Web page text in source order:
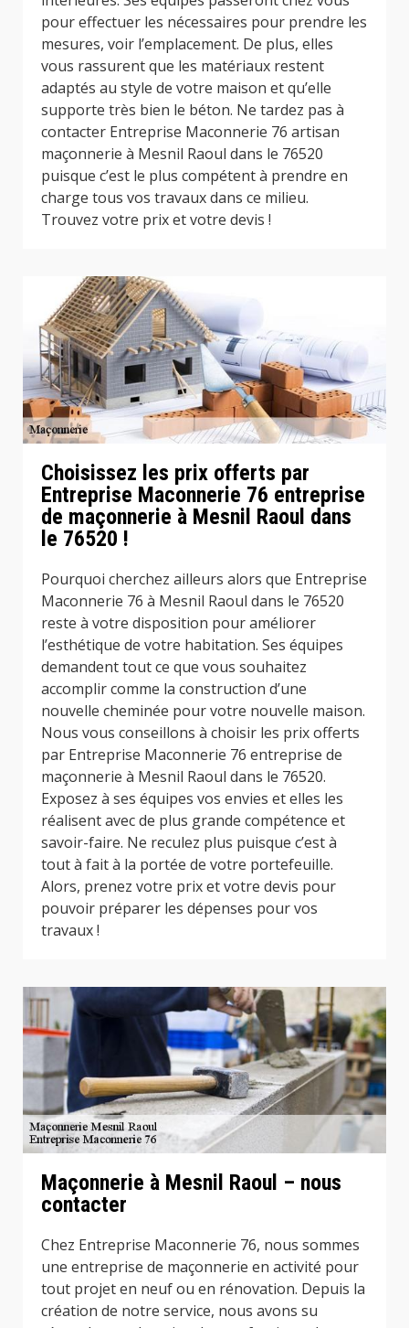
pour effectuer les nécessaires pour prendre les
mesures, voir l’emplacement. De plus, elles
vous rassurent que les matériaux restent
adaptés au style de votre maison et qu’elle
supporte très bien le béton. Ne tardez pas à
contacter Entreprise Maconnerie 76 artisan
maçonnerie à Mesnil Raoul dans le 76520
puisque c’est le plus compétent à prendre en
charge tous vos travaux dans ce milieu.
Trouvez votre prix et votre devis !
Choisissez les prix offerts par
Entreprise Maconnerie 76 entreprise
de maçonnerie à Mesnil Raoul dans
le 76520 !
Pourquoi cherchez ailleurs alors que Entreprise
Maconnerie 76 à Mesnil Raoul dans le 76520
reste à votre disposition pour améliorer
l’esthétique de votre habitation. Ses équipes
demandent tout ce que vous souhaitez
accomplir comme la construction d’une
nouvelle cheminée pour votre nouvelle maison.
Nous vous conseillons à choisir les prix offerts
par Entreprise Maconnerie 76 entreprise de
maçonnerie à Mesnil Raoul dans le 76520.
Exposez à ses équipes vos envies et elles les
réalisent avec de plus grande compétence et
savoir-faire. Ne reculez plus puisque c’est à
tout à fait à la portée de votre portefeuille.
Alors, prenez votre prix et votre devis pour
pouvoir préparer les dépenses pour vos
travaux !
Maçonnerie à Mesnil Raoul – nous
contacter
Chez Entreprise Maconnerie 76, nous sommes
une entreprise de maçonnerie en activité pour
tout projet en neuf ou en rénovation. Depuis la
création de notre service, nous avons su